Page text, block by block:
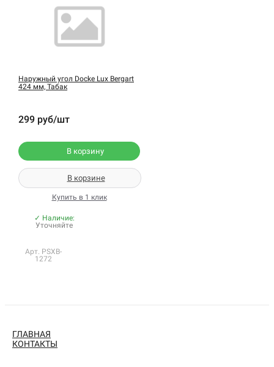
Наружный угол Docke Lux Bergart
424 мм, Табак
299 руб/шт
В корзину
В корзине
Купить в 1 клик
✓ Наличие:
Уточняйте
Арт. PSXB-
1272
ГЛАВНАЯ
КОНТАКТЫ